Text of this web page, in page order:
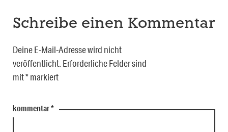
Schreibe einen Kommentar
Deine E-Mail-Adresse wird nicht
veröffentlicht. Erforderliche Felder sind
mit*markiert
kommentar*